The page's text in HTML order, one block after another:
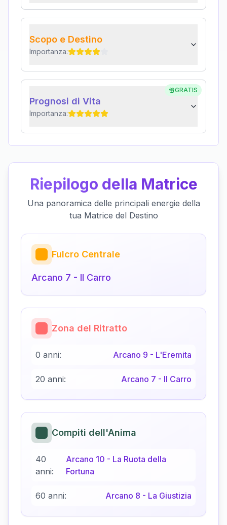
Scopo e Destino
Importanza:
GRATIS
Prognosi di Vita
Importanza:
Riepilogo della Matrice
Una panoramica delle principali energie della
tua Matrice del Destino
Fulcro Centrale
Arcano 7 - Il Carro
Zona del Ritratto
0 anni: Arcano 9 - L'Eremita
20 anni: Arcano 7 - Il Carro
Compiti dell'Anima
40
anni:
Arcano 10 - La Ruota della
Fortuna
60 anni: Arcano 8 - La Giustizia